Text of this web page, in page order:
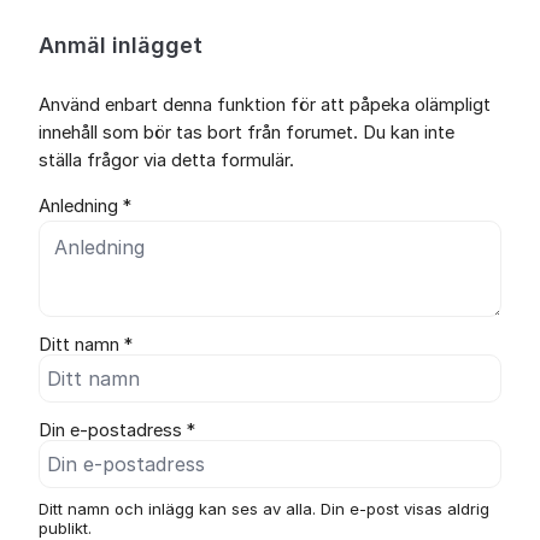
Anmäl inlägget
Använd enbart denna funktion för att påpeka olämpligt
innehåll som bör tas bort från forumet. Du kan inte
ställa frågor via detta formulär.
Anledning *
Ditt namn *
Din e-postadress *
Ditt namn och inlägg kan ses av alla. Din e-post visas aldrig
publikt.